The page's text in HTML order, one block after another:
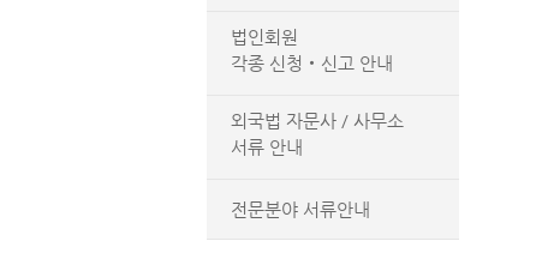
법인회원
각종 신청‧신고 안내
외국법 자문사 / 사무소
서류 안내
전문분야 서류안내